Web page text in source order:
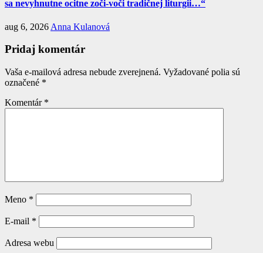
sa nevyhnutne ocitne zoči-voči tradičnej liturgii…“
aug 6, 2026 Anna Kulanová
Pridaj komentár
Vaša e-mailová adresa nebude zverejnená. Vyžadované polia sú
označené *
Komentár *
Meno *
E-mail *
Adresa webu